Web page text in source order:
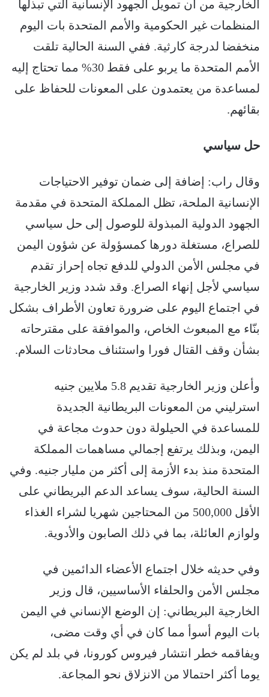
الخارجية من أن تمويل الجهود الإنسانية التي تبذلها
المنظمات غير الحكومية والأمم المتحدة بات اليوم
منخفضا لدرجة كارثية. ففي السنة الحالية تلقت
الأمم المتحدة ما يربو على فقط 30% مما تحتاج إليه
لمساعدة من يعتمدون على المعونات للحفاظ على
بقائهم.
حل سياسي
وقال راب: إضافة إلى ضمان توفير الاحتياجات
الإنسانية الملحة، تظل المملكة المتحدة في مقدمة
الجهود الدولية المبذولة للوصول إلى حل سياسي
للصراع، مستغلة دورها كمسؤولة عن شؤون اليمن
في مجلس الأمن الدولي للدفع تجاه إحراز تقدم
سياسي لأجل إنهاء الصراع. وقد شدد وزير الخارجية
في اجتماع اليوم على ضرورة تعاون الأطراف بشكل
بنّاء مع المبعوث الخاص، والموافقة على مقترحاته
بشأن وقف القتال فورا واستئناف محادثات السلام.
وأعلن وزير الخارجية تقديم 5.8 ملايين جنيه
استرليني من المعونات البريطانية الجديدة
للمساعدة في الحيلولة دون حدوث مجاعة في
اليمن، وبذلك يرتفع إجمالي مساهمات المملكة
المتحدة منذ بدء الأزمة إلى أكثر من مليار جنيه. وفي
السنة الحالية، سوف يساعد الدعم البريطاني على
الأقل 500,000 من المحتاجين شهريا لشراء الغذاء
ولوازم العائلة، بما في ذلك الصابون والأدوية.
وفي حديثه خلال اجتماع الأعضاء الدائمين في
مجلس الأمن والحلفاء الأساسيين، قال وزير
الخارجية البريطاني: إن الوضع الإنساني في اليمن
بات اليوم أسوأ مما كان في أي وقت مضى،
ويفاقمه خطر انتشار فيروس كورونا، في بلد لم يكن
يوما أكثر احتمالا من الانزلاق نحو المجاعة.